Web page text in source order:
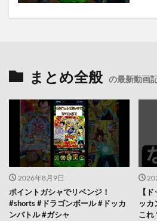
まとめ全般 の最新動画
2026年8月9日
ポイントガシャでリベンジ！
#shorts #ドラゴンボール #ドッカ
ンバトル #ガシャ
【
ッカ
これ